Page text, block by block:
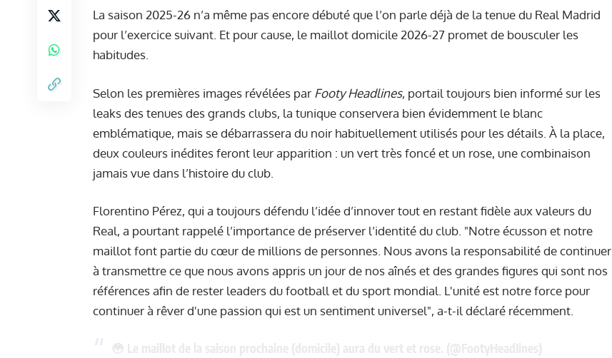
La saison 2025-26 n’a même pas encore débuté que l’on parle déjà de la tenue du Real Madrid
pour l’exercice suivant. Et pour cause, le maillot domicile 2026-27 promet de bousculer les
habitudes.
Selon les premières images révélées par Footy Headlines, portail toujours bien informé sur les
leaks des tenues des grands clubs, la tunique conservera bien évidemment le blanc
emblématique, mais se débarrassera du noir habituellement utilisés pour les détails. À la place,
deux couleurs inédites feront leur apparition : un vert très foncé et un rose, une combinaison
jamais vue dans l’histoire du club.
Florentino Pérez, qui a toujours défendu l’idée d’innover tout en restant fidèle aux valeurs du
Real, a pourtant rappelé l’importance de préserver l’identité du club. "Notre écusson et notre
maillot font partie du cœur de millions de personnes. Nous avons la responsabilité de continuer
à transmettre ce que nous avons appris un jour de nos aînés et des grandes figures qui sont nos
références afin de rester leaders du football et du sport mondial. L'unité est notre force pour
continuer à rêver d'une passion qui est un sentiment universel", a-t-il déclaré récemment.